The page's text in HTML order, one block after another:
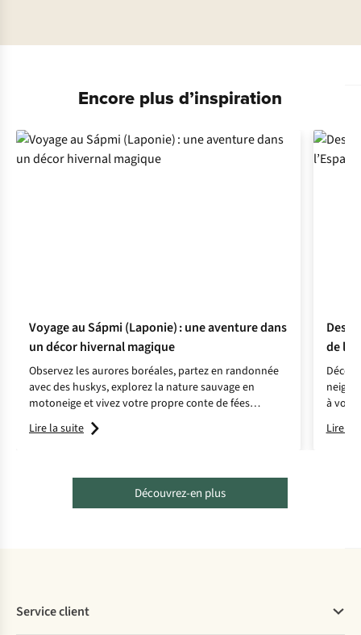
Encore plus d’inspiration
Voyage au Sápmi (Laponie) : une aventure dans
un décor hivernal magique
Observez les aurores boréales, partez en randonnée
avec des huskys, explorez la nature sauvage en
motoneige et vivez votre propre conte de fées
hivernal dans le Grand Nord.
Lire la suite
de
neige
à vous
Lire la
Découvrez-en plus
Service client